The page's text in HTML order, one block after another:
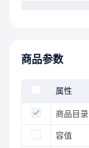
商品参数
属性
商品目录
容值